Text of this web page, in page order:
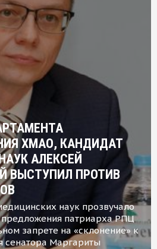
ХМАО, КАНДИДАТ
АЛЕКСЕЙ
ВЫСТУПИЛ ПРОТИВ
наук прозвучало
предложения патриарха РПЦ
запрете на «склонение» к
сенатора Маргариты